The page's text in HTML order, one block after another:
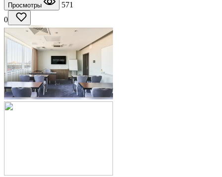
Просмотры
571
0